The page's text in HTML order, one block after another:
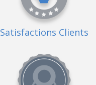
Satisfactions Clients